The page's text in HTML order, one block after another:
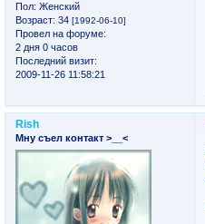
Пол: Женский
Возраст: 34 [1992-06-10]
Провел на форуме:
2 дня 0 часов
Последний визит:
2009-11-26 11:58:21
Rish
Мну съел контакт >__<